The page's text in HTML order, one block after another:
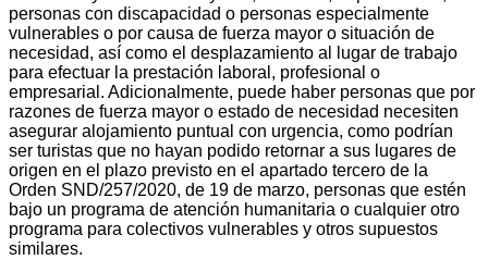
personas con discapacidad o personas especialmente
vulnerables o por causa de fuerza mayor o situación de
necesidad, así como el desplazamiento al lugar de trabajo
para efectuar la prestación laboral, profesional o
empresarial. Adicionalmente, puede haber personas que por
razones de fuerza mayor o estado de necesidad necesiten
asegurar alojamiento puntual con urgencia, como podrían
ser turistas que no hayan podido retornar a sus lugares de
origen en el plazo previsto en el apartado tercero de la
Orden SND/257/2020, de 19 de marzo, personas que estén
bajo un programa de atención humanitaria o cualquier otro
programa para colectivos vulnerables y otros supuestos
similares.